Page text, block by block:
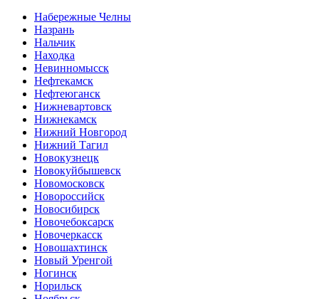
Набережные Челны
Назрань
Нальчик
Находка
Невинномысск
Нефтекамск
Нефтеюганск
Нижневартовск
Нижнекамск
Нижний Новгород
Нижний Тагил
Новокузнецк
Новокуйбышевск
Новомосковск
Новороссийск
Новосибирск
Новочебоксарск
Новочеркасск
Новошахтинск
Новый Уренгой
Ногинск
Норильск